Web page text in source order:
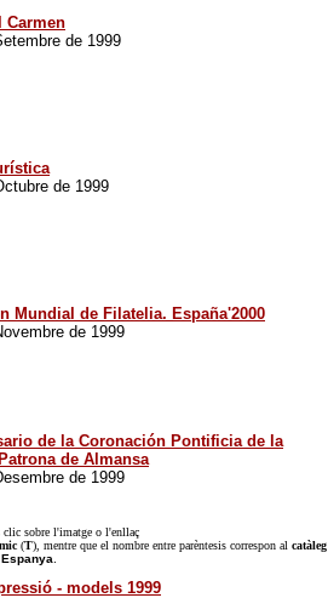
Carmen
de 1999
de 1999
Mundial de Filatelia. España'2000
de 1999
de la Coronación Pontificia de la
de Almansa
de 1999
clic sobre l'imatge o l'enllaç
(T), mentre que el nombre entre parèntesis correspon al catàleg
Espanya
- models 1999